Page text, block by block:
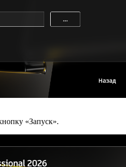
«Запуск».